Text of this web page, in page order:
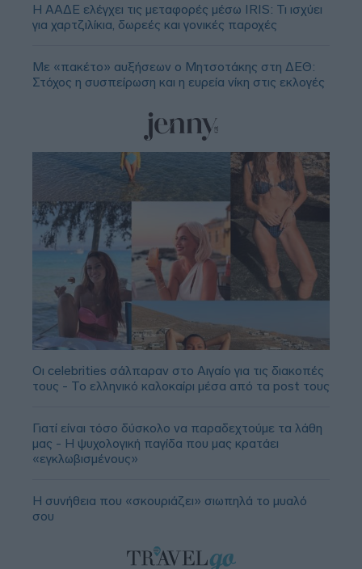
Η ΑΑΔΕ ελέγχει τις μεταφορές μέσω IRIS: Τι ισχύει
για χαρτζιλίκια, δωρεές και γονικές παροχές
Με «πακέτο» αυξήσεων ο Μητσοτάκης στη ΔΕΘ:
Στόχος η συσπείρωση και η ευρεία νίκη στις εκλογές
Οι celebrities σάλπαραν στο Αιγαίο για τις διακοπές
τους - Το ελληνικό καλοκαίρι μέσα από τα post τους
Γιατί είναι τόσο δύσκολο να παραδεχτούμε τα λάθη
μας - Η ψυχολογική παγίδα που μας κρατάει
«εγκλωβισμένους»
Η συνήθεια που «σκουριάζει» σιωπηλά το μυαλό
σου